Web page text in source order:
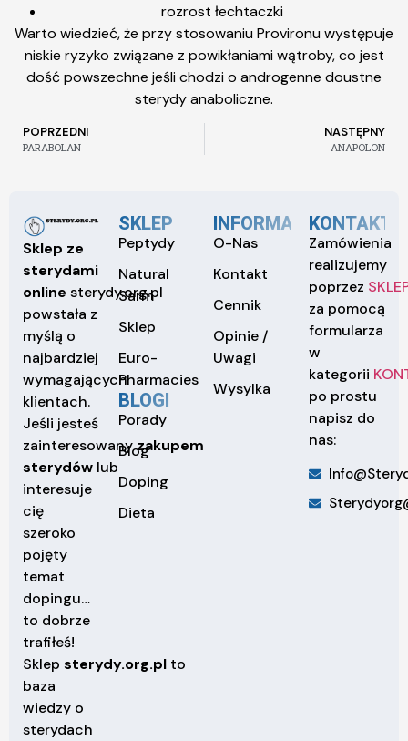
rozrost łechtaczki
Warto wiedzieć, że przy stosowaniu Provironu występuje
niskie ryzyko związane z powikłaniami wątroby, co jest
dość powszechne jeśli chodzi o androgenne doustne
sterydy anaboliczne.
POPRZEDNI
PARABOLAN
NASTĘPNY
ANAPOLON
Sklep ze
sterydami
online sterydy.org.pl
powstała z
myślą o
najbardziej
wymagających
klientach.
Jeśli jesteś
zainteresowanyzakupem
sterydów lub
interesuje
cię
szeroko
pojęty
temat
dopingu…
to dobrze
trafiłeś!
Sklep sterydy.org.pl to
baza
wiedzy o
sterydach
SKLEP
Peptydy
Natural
Sarm
Sklep
Euro-
Pharmacies
BLOGI
Porady
Blog
Doping
Dieta
INFORMACJE
O-Nas
Kontakt
Cennik
Opinie /
Uwagi
Wysylka
KONTAKT
Zamówienia
realizujemy
poprzez
za pomocą
formularza
w
kategorii
po prostu
napisz do
nas: